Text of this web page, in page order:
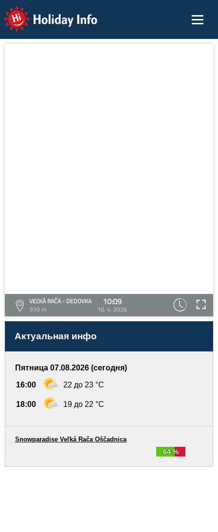
Holiday Info
VEĽKÁ RAČA - DEDOVKA
970 m
10:09
10. 4. 2026
Актуальная инфо
Пятница 07.08.2026 (сегодня)
16:00 22 до 23 °C
18:00 19 до 22 °C
64 %
Snowparadise Veľká Rača Oščadnica